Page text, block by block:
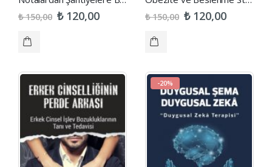
₺150,00 ₺120,00
₺150,00 ₺120,00
-20%